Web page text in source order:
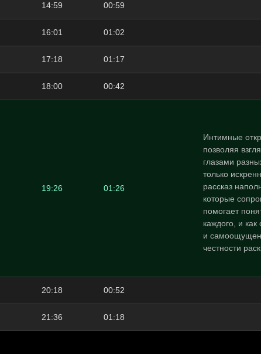
14:59 00:59
16:01 01:02
17:18 01:17
18:00 00:42
19:26 01:26
Интимные
позволяя
глазами
только
рассказ
которые
помогает
каждого, и
и
честности
20:18 00:52
21:36 01:18